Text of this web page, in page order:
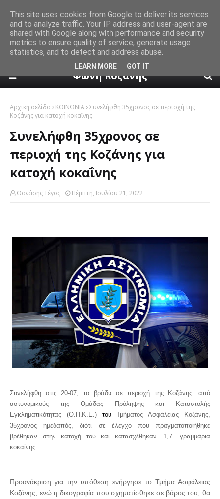
πρόγνωση καιρού από το
Φωνή Κοζάνης
Αρχική σελίδα ΚΟΙΝΩΝΙΑ Συνελήφθη 35χρονος σε περιοχή της
Κοζάνης για κατοχή κοκαΐνης
Συνελήφθη 35χρονος σε
περιοχή της Κοζάνης για
κατοχή κοκαΐνης
Θανάσης Τέγος Πέμπτη, Ιουλίου 21, 2022
Συνελήφθηστις 20-07, το βράδυσε περιοχή της Κοζάνης, από
αστυνομικούς της
Ομάδας
Πρόληψης και Καταστολής
Εγκληματικότητας (Ο.Π.Κ.Ε.) τουΤμήματος Ασφάλειας Κοζάνης,
35χρονος ημεδαπός, διότι σε έλεγχο που πραγματοποιήθηκε
βρέθηκαν στην κατοχή του και κατασχέθηκαν-1,7- γραμμάρια
κοκαΐνης.
Προανάκριση για την υπόθεση ενήργησε το Τμήμα Ασφάλειας
Κοζάνης, ενώ η δικογραφία που σχηματίσθηκε σε βάρος του, θα
This site uses cookies from Google to deliver its services
and to analyze traffic. Your IP address and user-agent are
shared with Google along with performance and security
metrics to ensure quality of service, generate usage
statistics, and to detect and address abuse.
LEARN MORE GOT IT